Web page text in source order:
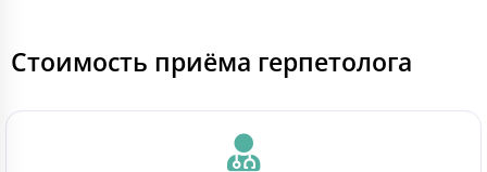
Стоимость приёма герпетолога